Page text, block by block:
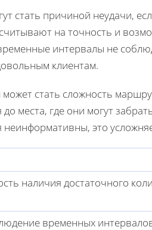
стать причиной неудачи,
на точность и
интервалы не
клиентам.
стать сложность
места, где они могут
это
наличия достаточного
временных